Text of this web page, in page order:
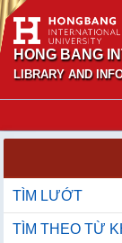
HONG BANG
LIBRARY AND
TÌM LƯỚT
TÌM THEO TỪ